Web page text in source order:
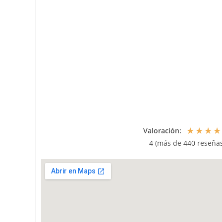
Valoración: ★★★★
4 (más de 440